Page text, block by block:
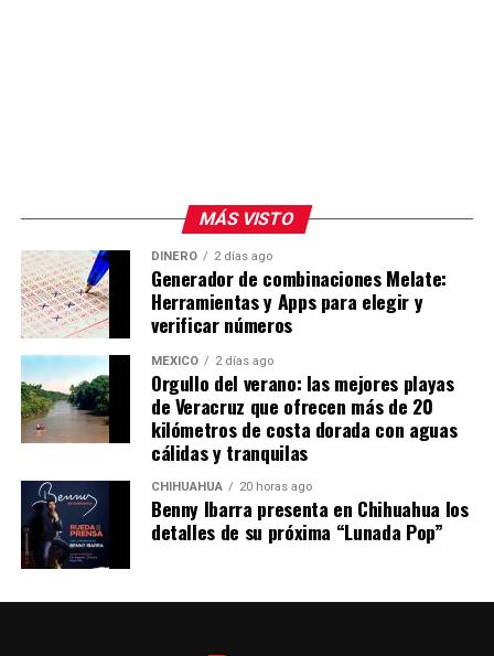
MÁS VISTO
DINERO 2 días ago
Generador de combinaciones Melate:
Herramientas y Apps para elegir y
verificar números
MÉXICO 2 días ago
Orgullo del verano: las mejores playas
de Veracruz que ofrecen más de 20
kilómetros de costa dorada con aguas
cálidas y tranquilas
CHIHUAHUA 20 horas ago
Benny Ibarra presenta en Chihuahua los
detalles de su próxima “Lunada Pop”